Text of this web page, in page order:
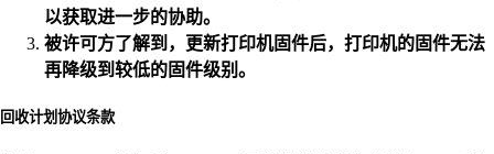
以获取进一步的协助。
被许可方了解到，更新打印机固件后，打印机的固件无法
再降级到较低的固件级别。
回收计划协议条款